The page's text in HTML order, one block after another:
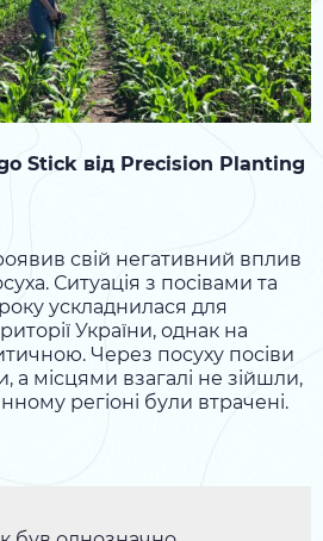
Stick від Precision Planting
свій негативний вплив
Ситуація з посівами та
ускладнилася для
України, однак на
Через посуху посіви
а місцями взагалі не зійшли,
регіоні були втрачені.